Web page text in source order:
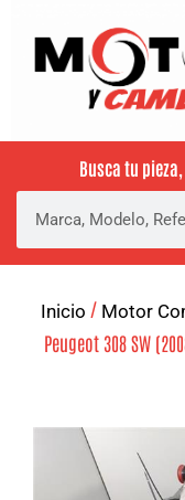
Busca tu
Inicio / Motor
Peugeot 308 SW